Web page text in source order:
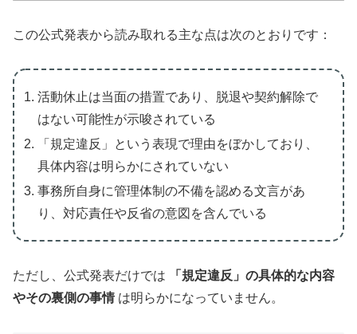
この公式発表から読み取れる主な点は次のとおりです：
活動休止は当面の措置であり、脱退や契約解除で
はない可能性が示唆されている
「規定違反」という表現で理由をぼかしており、
具体内容は明らかにされていない
事務所自身に管理体制の不備を認める文言があ
り、対応責任や反省の意図を含んでいる
ただし、公式発表だけでは
「規定違反」の具体的な内容
やその裏側の事情は明らかになっていません。